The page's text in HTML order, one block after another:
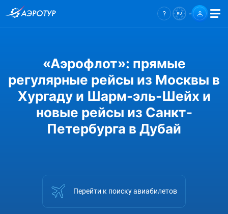
«Аэрофлот»: прямые
регулярные рейсы из Москвы в
Хургаду и Шарм-эль-Шейх и
новые рейсы из Санкт-
Петербурга в Дубай
Перейти к поиску авиабилетов